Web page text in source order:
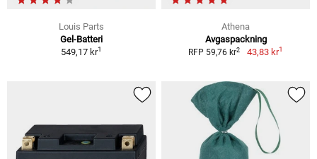
Louis Parts
Gel-Batteri
549,17 kr1
Athena
Avgaspackning
RFP 59,76 kr2 43,83 kr1